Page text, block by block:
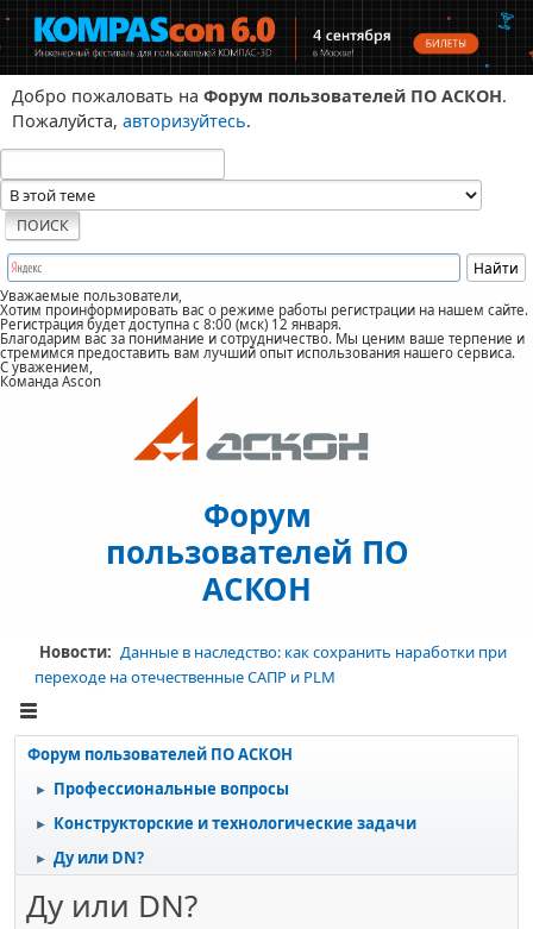
Добро пожаловать на Форум пользователей ПО АСКОН.
Пожалуйста, авторизуйтесь.
Уважаемые пользователи,
Хотим проинформировать вас о режиме работы регистрации на нашем сайте.
Регистрация будет доступна с 8:00 (мск) 12 января.
Благодарим вас за понимание и сотрудничество. Мы ценим ваше терпение и
стремимся предоставить вам лучший опыт использования нашего сервиса.
С уважением,
Команда Ascon
Форум
пользователей ПО
АСКОН
Новости: Данные в наследство: как сохранить наработки при
переходе на отечественные САПР и PLM
Форум пользователей ПО АСКОН
► Профессиональные вопросы
► Конструкторские и технологические задачи
► Ду или DN?
Ду или DN?